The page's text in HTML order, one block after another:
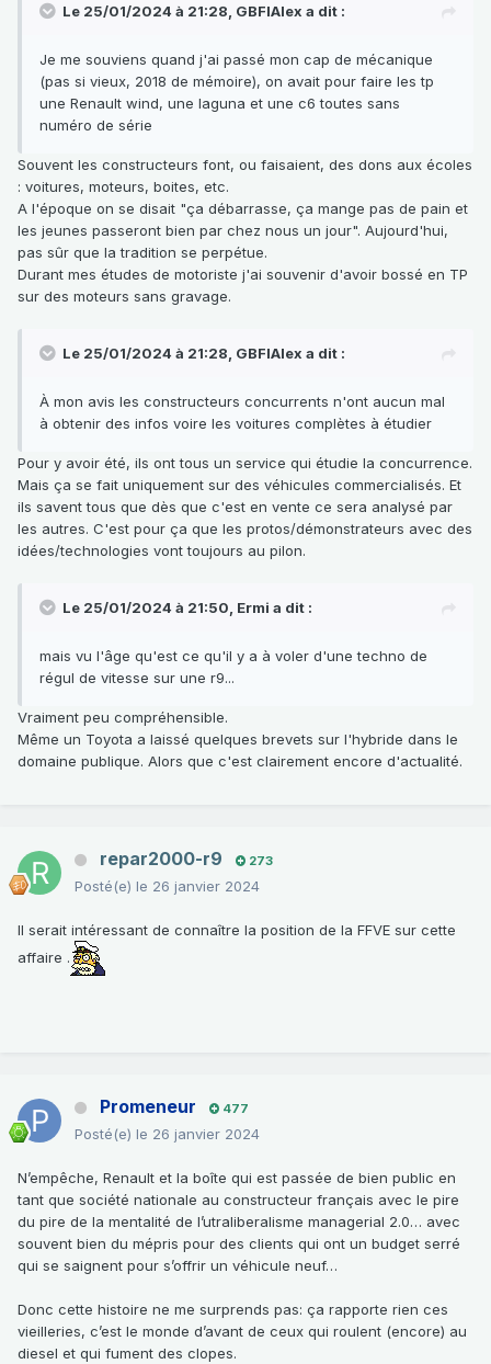
Le 25/01/2024 à 21:28, GBFIAlex a dit :
Je me souviens quand j'ai passé mon cap de mécanique
(pas si vieux, 2018 de mémoire), on avait pour faire les tp
une Renault wind, une laguna et une c6 toutes sans
numéro de série
Souvent les constructeurs font, ou faisaient, des dons aux écoles
: voitures, moteurs, boites, etc.
A l'époque on se disait "ça débarrasse, ça mange pas de pain et
les jeunes passeront bien par chez nous un jour". Aujourd'hui,
pas sûr que la tradition se perpétue.
Durant mes études de motoriste j'ai souvenir d'avoir bossé en TP
sur des moteurs sans gravage.
Le 25/01/2024 à 21:28, GBFIAlex a dit :
À mon avis les constructeurs concurrents n'ont aucun mal
à obtenir des infos voire les voitures complètes à étudier
Pour y avoir été, ils ont tous un service qui étudie la concurrence.
Mais ça se fait uniquement sur des véhicules commercialisés. Et
ils savent tous que dès que c'est en vente ce sera analysé par
les autres. C'est pour ça que les protos/démonstrateurs avec des
idées/technologies vont toujours au pilon.
Le 25/01/2024 à 21:50, Ermi a dit :
mais vu l'âge qu'est ce qu'il y a à voler d'une techno de
régul de vitesse sur une r9...
Vraiment peu compréhensible.
Même un Toyota a laissé quelques brevets sur l'hybride dans le
domaine publique. Alors que c'est clairement encore d'actualité.
repar2000-r9 273
Posté(e) le 26 janvier 2024
Il serait intéressant de connaître la position de la FFVE sur cette
affaire .
Promeneur 477
Posté(e) le 26 janvier 2024
N’empêche, Renault et la boîte qui est passée de bien public en
tant que société nationale au constructeur français avec le pire
du pire de la mentalité de l’utraliberalisme managerial 2.0… avec
souvent bien du mépris pour des clients qui ont un budget serré
qui se saignent pour s’offrir un véhicule neuf…
Donc cette histoire ne me surprends pas: ça rapporte rien ces
vieilleries, c’est le monde d’avant de ceux qui roulent (encore) au
diesel et qui fument des clopes.